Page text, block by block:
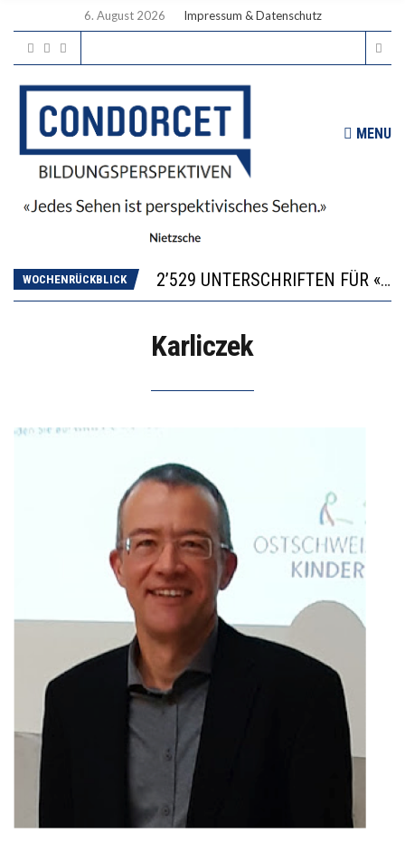
6. August 2026 Impressum & Datenschutz
MENU
WOCHENRÜCKBLICK
2’529 UNTERSCHRIFTEN FÜR «KEINE DIGITALEN GERÄTE IN DEN ERSTEN VIER PRIMARSCHULJAHREN» EINGEREICHT
ICH WILL MEHR EVIDENZ UND WILL WISSEN, WAS ALL DIE INVESTITIONEN BRINGEN
Karliczek